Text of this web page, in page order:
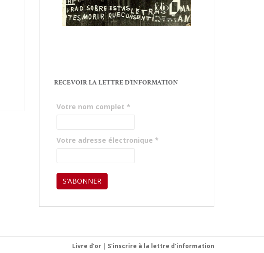
RECEVOIR LA LETTRE D’INFORMATION
Votre nom complet *
Votre adresse électronique *
Livre d’or | S'inscrire à la lettre d'information